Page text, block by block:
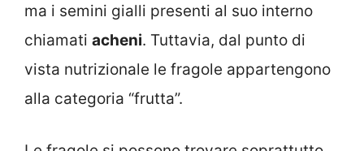
ma i semini gialli presenti al suo interno
chiamati acheni. Tuttavia, dal punto di
vista nutrizionale le fragole appartengono
alla categoria “frutta”.